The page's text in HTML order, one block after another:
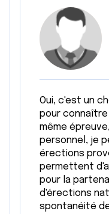
Oui, c'est un
pour
même
personnel, je
érections
permettent
pour la
d'érections
spontanéité